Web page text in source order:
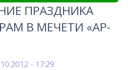
ПРАЗДНИКА
В МЕЧЕТИ «АР-
- 17:29